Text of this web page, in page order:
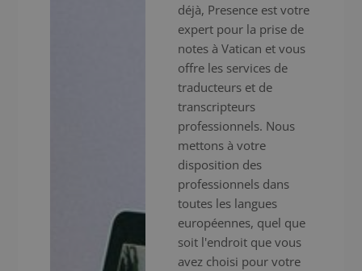
déjà, Presence est votre
expert pour la prise de
notes à Vatican et vous
offre les services de
traducteurs et de
transcripteurs
professionnels. Nous
mettons à votre
disposition des
professionnels dans
toutes les langues
européennes, quel que
soit l'endroit que vous
avez choisi pour votre